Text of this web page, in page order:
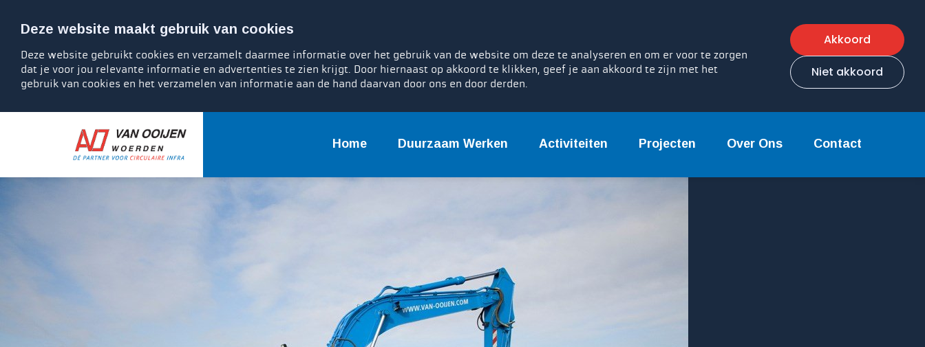
Deze website maakt gebruik van cookies
Deze website gebruikt cookies en verzamelt daarmee informatie over het gebruik van de website om deze te analyseren en om er voor te zorgen
dat je voor jou relevante informatie en advertenties te zien krijgt. Door hiernaast op akkoord te klikken, geef je aan akkoord te zijn met het
gebruik van cookies en het verzamelen van informatie aan de hand daarvan door ons en door derden.
Akkoord
Niet akkoord
Home Duurzaam Werken Activiteiten Projecten Over Ons Contact